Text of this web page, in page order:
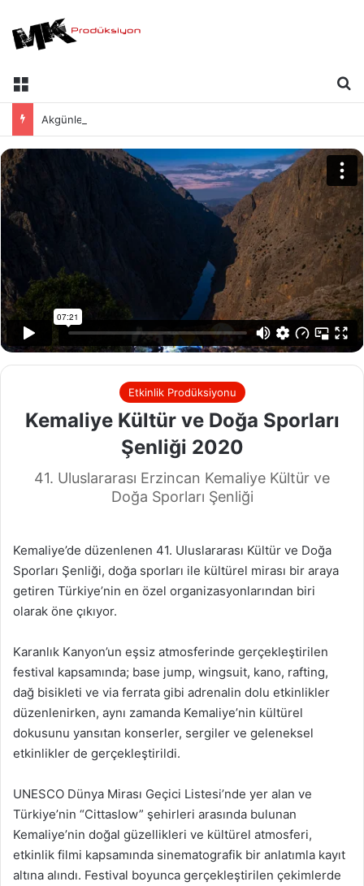
Akgünler Grup | İmaj Filmi
Etkinlik Prodüksiyonu
Kemaliye Kültür ve Doğa Sporları
Şenliği 2020
41. Uluslararası Erzincan Kemaliye Kültür ve
Doğa Sporları Şenliği
Kemaliye’de düzenlenen 41. Uluslararası Kültür ve Doğa
Sporları Şenliği, doğa sporları ile kültürel mirası bir araya
getiren Türkiye’nin en özel organizasyonlarından biri
olarak öne çıkıyor.
Karanlık Kanyon’un eşsiz atmosferinde gerçekleştirilen
festival kapsamında; base jump, wingsuit, kano, rafting,
dağ bisikleti ve via ferrata gibi adrenalin dolu etkinlikler
düzenlenirken, aynı zamanda Kemaliye’nin kültürel
dokusunu yansıtan konserler, sergiler ve geleneksel
etkinlikler de gerçekleştirildi.
UNESCO Dünya Mirası Geçici Listesi’nde yer alan ve
Türkiye’nin “Cittaslow” şehirleri arasında bulunan
Kemaliye’nin doğal güzellikleri ve kültürel atmosferi,
etkinlik filmi kapsamında sinematografik bir anlatımla kayıt
altına alındı. Festival boyunca gerçekleştirilen çekimlerde